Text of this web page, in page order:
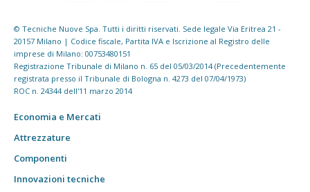
© Tecniche Nuove Spa. Tutti i diritti riservati. Sede legale Via Eritrea 21 -
20157 Milano | Codice fiscale, Partita IVA e Iscrizione al Registro delle
imprese di Milano: 00753480151
Registrazione Tribunale di Milano n. 65 del 05/03/2014 (Precedentemente
registrata presso il Tribunale di Bologna n. 4273 del 07/04/1973)
ROC n. 24344 dell'11 marzo 2014
Economia e Mercati
Attrezzature
Componenti
Innovazioni tecniche